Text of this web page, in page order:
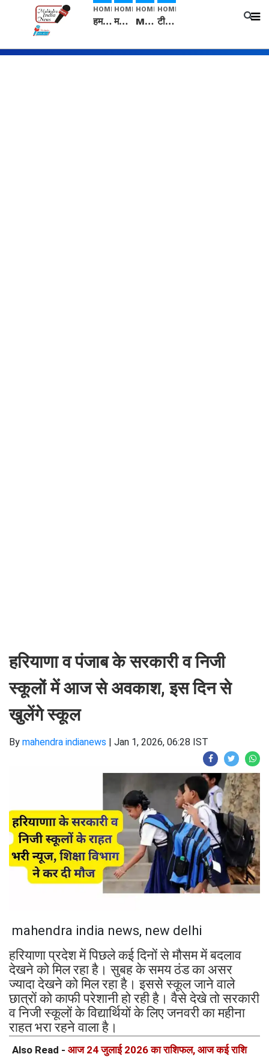
HOME
हम सनातनी..." सांसद kangana Ranaut से क्या बोली लड़की? Viral Jantar-Mantar | CJP protest
HOME
मनीषा हत्याकांड: हत्या, आत्महत्या या कोई बड़ा राज? | Full Story | Josh Haryana
HOME
Mangalsutra: हिंदू धर्म में शादी के बाद मंगलसूत्र क्यों पहनती है महिलाएं, किसने शुरु की ये परंपरा
HOME
टीम बीकेई ने एग्रीकल्चर ग्रेड की यूरिया खाद गट्टों में बदलकर टेक्निकल ग्रेड में बेचने वालों पर करवाई कार्रवाई: लखविंदर सिंह औलख
हरियाणा व पंजाब के सरकारी व निजी
स्कूलों में आज से अवकाश, इस दिन से
खुलेंगे स्कूल
By mahendra indianews | Jan 1, 2026, 06:28 IST
mahendra india news, new delhi
हरियाणा प्रदेश में पिछले कई दिनों से मौसम में बदलाव
देखने को मिल रहा है। सुबह के समय ठंड का असर
ज्यादा देखने को मिल रहा है। इससे स्कूल जाने वाले
छात्रों को काफी परेशानी हो रही है। वैसे देखे तो सरकारी
व निजी स्कूलों के विद्यार्थियों के लिए जनवरी का महीना
राहत भरा रहने वाला है।
Also Read - आज 24 जुलाई 2026 का राशिफल, आज कई राशि